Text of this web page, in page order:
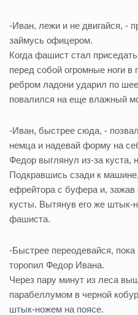
-Иван, лежи и не двигайся, -
займусь офицером.
Когда фашист стал
перед собой огромные ноги в
ребром ладони ударил по
повалился на еще влажный
-Иван, быстрее сюда, -
немца и надевай форму на
Федор выглянул из-за куста,
Подкравшись сзади к
ефрейтора с буфера и,
кусты. Вытянув его же штык-
фашиста.
-Быстрее переодевайся,
торопил Федор Ивана.
Через пару минут из леса
парабеллумом в черной
штык-ножем на поясе.